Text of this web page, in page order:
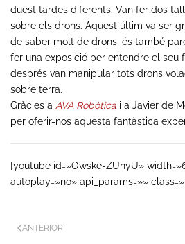
duest tardes diferents. Van fer dos
sobre els drons. Aquest últim va ser
de saber molt de drons, és també
fer una exposició per entendre el seu
després van manipular tots drons
sobre terra.
Gràcies a AVA Robòtica i a Javier de
per oferir-nos aquesta fantàstica
[youtube id=»Owske-ZUnyU»
autoplay=»no» api_params=»»
ANTERIOR